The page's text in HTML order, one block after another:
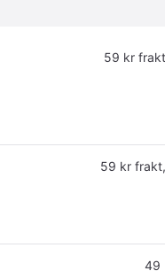
59 kr frakt
59 kr frakt,
49